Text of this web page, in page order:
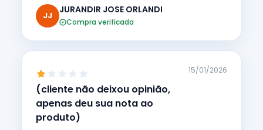
JJ
JURANDIR JOSE ORLANDI
Compra verificada
(cliente não deixou opinião,
apenas deu sua nota ao
produto)
15/01/2026